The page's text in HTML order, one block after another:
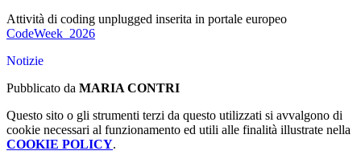
Attività di coding unplugged inserita in portale europeo
CodeWeek_2026
Notizie
Pubblicato da MARIA CONTRI
Questo sito o gli strumenti terzi da questo utilizzati si avvalgono di
cookie necessari al funzionamento ed utili alle finalità illustrate nella
COOKIE POLICY.